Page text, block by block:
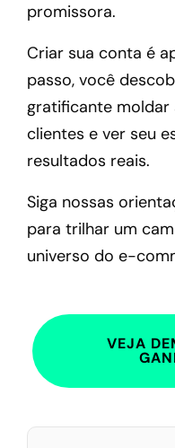
promissora.
Criar sua conta é
passo, você
gratificante moldar
clientes e ver seu
resultados reais.
Siga nossas
para trilhar um
universo do e-
VEJA